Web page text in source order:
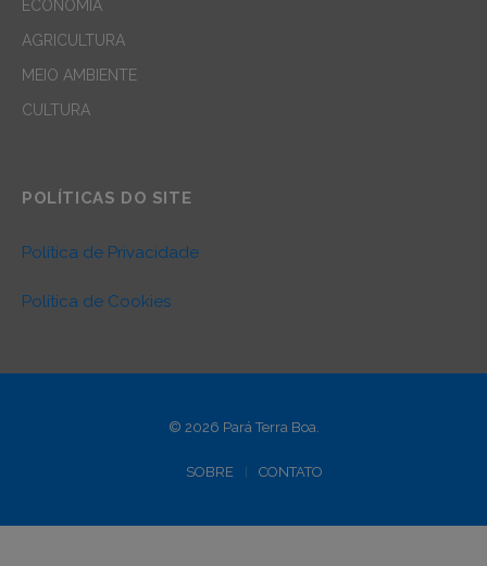
ECONOMIA
AGRICULTURA
MEIO AMBIENTE
CULTURA
POLÍTICAS DO SITE
Política de Privacidade
Política de Cookies
© 2026 Pará Terra Boa.
SOBRE CONTATO